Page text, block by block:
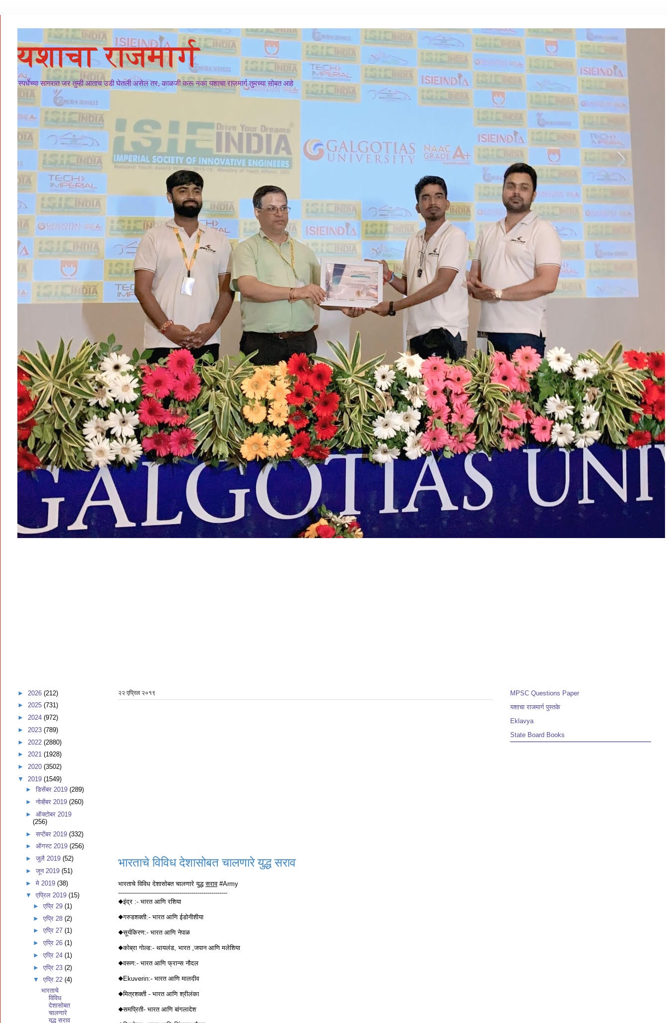
यशाचा राजमार्ग
स्पर्धेच्या सागरात जर तुम्ही आताच उडी घेतली असेल तर, काळजी करू नका यशाचा राजमार्ग तुमच्या सोबत आहे
२२ एप्रिल २०१९
भारताचे विविध देशासोबत चालणारे युद्ध सराव
भारताचे विविध देशासोबत चालणारे युद्धसराव#Army
-------------------------------------------------------
◆इंद्र :- भारत आणि रशिया
◆गरुडशक्ती:- भारत आणि ईडोनीशीया
◆सूर्यकिरण:- भारत आणि नेपाळ
◆कोब्रा गोल्ड:- थायलंड, भारत ,जपान आणि मलेशिया
◆वरूण:- भारत आणि फ्रान्स नौदल
◆Ekuverin:- भारत आणि मालदीव
◆मित्रशक्ती - भारत आणि श्रीलंका
◆समप्रिती- भारत आणि बांगलादेश
► 2026 (212)
► 2025 (731)
► 2024 (972)
► 2023 (789)
► 2022 (2880)
► 2021 (1928)
► 2020 (3502)
▼ 2019 (1549)
► डिसेंबर 2019 (289)
► नोव्हेंबर 2019 (260)
► ऑक्टोबर 2019
(256)
► सप्टेंबर 2019 (332)
► ऑगस्ट 2019 (256)
► जुलै 2019 (52)
► जून 2019 (51)
► मे 2019 (38)
▼ एप्रिल 2019 (15)
►एप्रि 29(1)
►एप्रि 28(2)
►एप्रि 27(1)
►एप्रि 26(1)
►एप्रि 24(1)
►एप्रि 23(2)
▼एप्रि 22(4)
भारताचे
विविध
देशासोबत
चालणारे
युद्ध सराव
MPSC Questions Paper
यशाचा राजमार्ग पुस्तके
Eklavya
State Board Books